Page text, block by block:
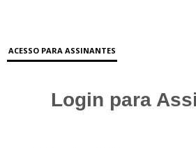
ACESSO PARA ASSINANTES
Login para